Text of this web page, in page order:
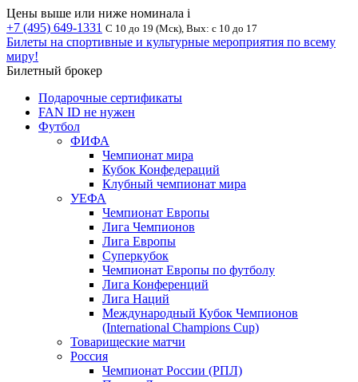
Цены выше или ниже номинала i
+7 (495) 649-1331 С 10 до 19 (Мск), Вых: с 10 до 17
Билеты на спортивные и культурные мероприятия по всему
миру!
Билетный брокер
Подарочные сертификаты
FAN ID не нужен
Футбол
ФИФА
Чемпионат мира
Кубок Конфедераций
Клубный чемпионат мира
УЕФА
Чемпионат Европы
Лига Чемпионов
Лига Европы
Суперкубок
Чемпионат Европы по футболу
Лига Конференций
Лига Наций
Международный Кубок Чемпионов
(International Champions Cup)
Товарищеские матчи
Россия
Чемпионат России (РПЛ)